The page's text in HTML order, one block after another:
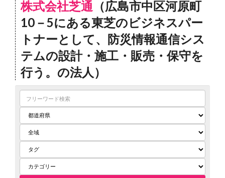
株式会社芝通 （広島市中区河原町
10－5にある東芝のビジネスパー
トナーとして、防災情報通信シス
テムの設計・施工・販売・保守を
行う。の法人）